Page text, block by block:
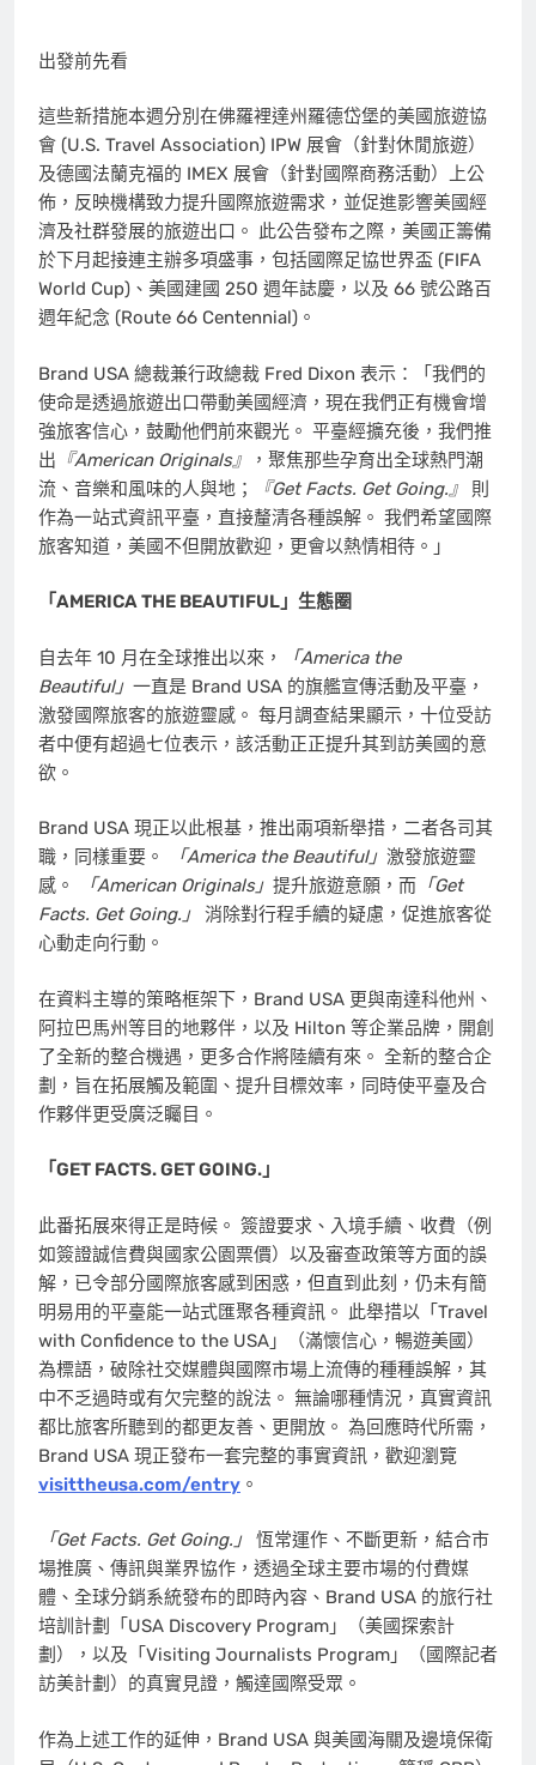
出發前先看
這些新措施本週分別在佛羅裡達州羅德岱堡的美國旅遊協
會 (U.S. Travel Association) IPW 展會（針對休閒旅遊）
及德國法蘭克福的 IMEX 展會（針對國際商務活動）上公
佈，反映機構致力提升國際旅遊需求，並促進影響美國經
濟及社群發展的旅遊出口。 此公告發布之際，美國正籌備
於下月起接連主辦多項盛事，包括國際足協世界盃 (FIFA
World Cup)、美國建國 250 週年誌慶，以及 66 號公路百
週年紀念 (Route 66 Centennial)。
Brand USA 總裁兼行政總裁 Fred Dixon 表示：「我們的
使命是透過旅遊出口帶動美國經濟，現在我們正有機會增
強旅客信心，鼓勵他們前來觀光。 平臺經擴充後，我們推
出 『American Originals』
，聚焦那些孕育出全球熱門潮
流、音樂和風味的人與地；
『Get Facts. Get Going.』
則
作為一站式資訊平臺，直接釐清各種誤解。 我們希望國際
旅客知道，美國不但開放歡迎，更會以熱情相待。」
「AMERICA THE BEAUTIFUL」生態圈
自去年 10 月在全球推出以來，
「America the
Beautiful」 一直是 Brand USA 的旗艦宣傳活動及平臺，
激發國際旅客的旅遊靈感。 每月調查結果顯示，十位受訪
者中便有超過七位表示，該活動正正提升其到訪美國的意
欲。
Brand USA 現正以此根基，推出兩項新舉措，二者各司其
職，同樣重要。
「America the Beautiful」 激發旅遊靈
感。
「American Originals」 提升旅遊意願，而 「Get
Facts. Get Going.」
消除對行程手續的疑慮，促進旅客從
心動走向行動。
在資料主導的策略框架下，Brand USA 更與南達科他州、
阿拉巴馬州等目的地夥伴，以及 Hilton 等企業品牌，開創
了全新的整合機遇，更多合作將陸續有來。 全新的整合企
劃，旨在拓展觸及範圍、提升目標效率，同時使平臺及合
作夥伴更受廣泛矚目。
「GET FACTS. GET GOING.」
此番拓展來得正是時候。 簽證要求、入境手續、收費（例
如簽證誠信費與國家公園票價）以及審查政策等方面的誤
解，已令部分國際旅客感到困惑，但直到此刻，仍未有簡
明易用的平臺能一站式匯聚各種資訊。 此舉措以「Travel
with Confidence to the USA」（滿懷信心，暢遊美國）
為標語，破除社交媒體與國際市場上流傳的種種誤解，其
中不乏過時或有欠完整的說法。 無論哪種情況，真實資訊
都比旅客所聽到的都更友善、更開放。 為回應時代所需，
Brand USA 現正發布一套完整的事實資訊，歡迎瀏覽
visittheusa.com/entry 。
「Get Facts. Get Going.」
恆常運作、不斷更新，結合市
場推廣、傳訊與業界協作，透過全球主要市場的付費媒
體、全球分銷系統發布的即時內容、Brand USA 的旅行社
培訓計劃「USA Discovery Program」（美國探索計
劃），以及「Visiting Journalists Program」（國際記者
訪美計劃）的真實見證，觸達國際受眾。
作為上述工作的延伸，Brand USA 與美國海關及邊境保衛